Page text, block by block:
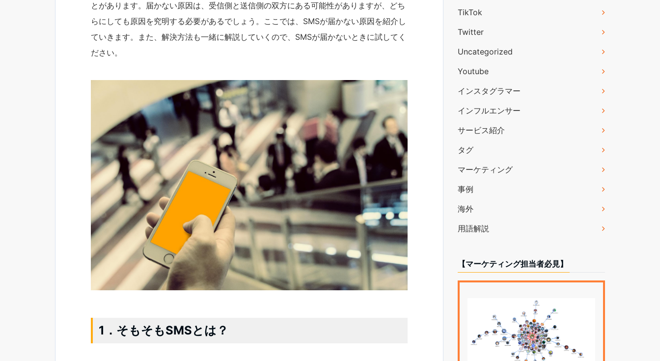
とがあります。届かない原因は、受信側と送信側の双方にある可能性がありますが、どち
らにしても原因を究明する必要があるでしょう。ここでは、SMSが届かない原因を紹介し
ていきます。また、解決方法も一緒に解説していくので、SMSが届かないときに試してく
ださい。
1．そもそもSMSとは？
TikTok
Twitter
Uncategorized
Youtube
インスタグラマー
インフルエンサー
サービス紹介
タグ
マーケティング
事例
海外
用語解説
【マーケティング担当者必見】